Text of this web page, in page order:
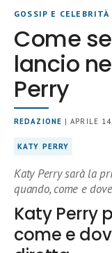
GOSSIP E CELEBRITÀ
Come
lancio
Perry
REDAZIONE | APRILE
KATY PERRY
Katy Perry sarà la
quando, come e
Katy Perry
come e